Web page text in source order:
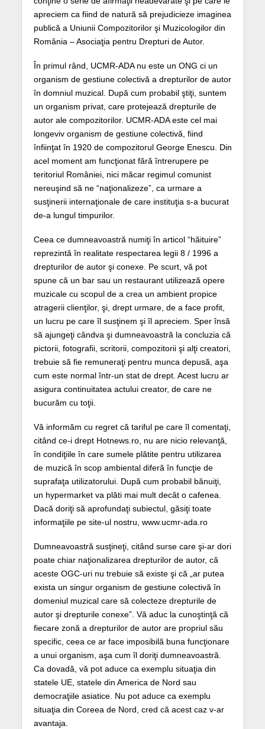
apreciem ca fiind de natură să prejudicieze imaginea
publică a Uniunii Compozitorilor şi Muzicologilor din
România – Asociaţia pentru Drepturi de Autor.
În primul rând, UCMR-ADA nu este un ONG ci un
organism de gestiune colectivă a drepturilor de autor
în domniul muzical. După cum probabil ştiţi, suntem
un organism privat, care protejează drepturile de
autor ale compozitorilor. UCMR-ADA este cel mai
longeviv organism de gestiune colectivă, fiind
înfiinţat în 1920 de compozitorul George Enescu. Din
acel moment am funcţionat fără întrerupere pe
teritoriul României, nici măcar regimul comunist
nereuşind să ne “naţionalizeze”, ca urmare a
susţinerii internaţionale de care instituţia s-a bucurat
de-a lungul timpurilor.
Ceea ce dumneavoastră numiţi în articol “hăituire”
reprezintă în realitate respectarea legii 8 / 1996 a
drepturilor de autor şi conexe. Pe scurt, vă pot
spune că un bar sau un restaurant utilizează opere
muzicale cu scopul de a crea un ambient propice
atragerii clienţilor, şi, drept urmare, de a face profit,
un lucru pe care îl susţinem şi îl apreciem. Sper însă
să ajungeţi cândva şi dumneavoastră la concluzia că
pictorii, fotografii, scritorii, compozitorii şi alţi creatori,
trebuie să fie remuneraţi pentru munca depusă, aşa
cum este normal într-un stat de drept. Acest lucru ar
asigura continuitatea actului creator, de care ne
bucurăm cu toţii.
Vă informăm cu regret că tariful pe care îl comentaţi,
citând ce-i drept Hotnews.ro, nu are nicio relevanţă,
în condiţiile în care sumele plătite pentru utilizarea
de muzică în scop ambiental diferă în funcţie de
suprafaţa utilizatorului. După cum probabil bănuiţi,
un hypermarket va plăti mai mult decât o cafenea.
Dacă doriţi să aprofundaţi subiectul, găsiţi toate
informaţiile pe site-ul nostru, www.ucmr-ada.ro
Dumneavoastră susţineţi, citând surse care şi-ar dori
poate chiar naţionalizarea drepturilor de autor, că
aceste OGC-uri nu trebuie să existe şi că „ar putea
exista un singur organism de gestiune colectivă în
domeniul muzical care să colecteze drepturile de
autor şi drepturile conexe”. Vă aduc la cunoştinţă că
fiecare zonă a drepturilor de autor are propriul său
specific, ceea ce ar face imposibilă buna funcţionare
a unui organism, aşa cum îl doriţi dumneavoastră.
Ca dovadă, vă pot aduce ca exemplu situaţia din
statele UE, statele din America de Nord sau
democraţiile asiatice. Nu pot aduce ca exemplu
situaţia din Coreea de Nord, cred că acest caz v-ar
avantaja.